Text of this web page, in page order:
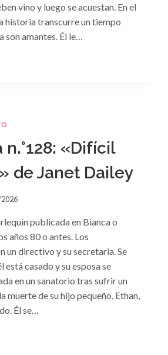
vino y luego se acuestan. En el
historia transcurre un tiempo
son amantes. Él le…
«Difícil
de Janet Dailey
publicada en Bianca o
años 80 o antes. Los
un directivo y su secretaria. Se
está casado y su esposa se
en un sanatorio tras sufrir un
muerte de su hijo pequeño, Ethan,
Él se…